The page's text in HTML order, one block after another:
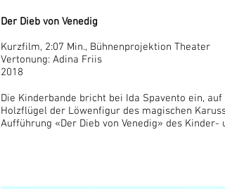
Der Dieb von Venedig
Kurzfilm, 2:07 Min., Bühnenprojektion Theater
Vertonung: Adina Friis
2018
Die Kinderbande bricht bei Ida Spavento ein,
Holzflügel der Löwenfigur des magischen
Aufführung «Der Dieb von Venedig» des